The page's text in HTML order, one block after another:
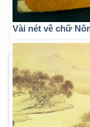
Vài nét về chữ